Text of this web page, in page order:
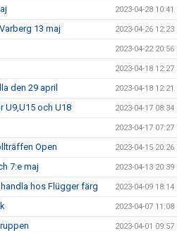
2023-04-28 10:41
13 maj 2023-04-26 12:23
2023-04-22 20:56
2023-04-18 12:27
den 29 april 2023-04-18 12:21
U9,U15 och U18 2023-04-17 08:34
2023-04-17 07:27
Open 2023-04-15 20:26
7:e maj 2023-04-13 20:39
hos Flügger färg 2023-04-09 18:14
2023-04-07 11:08
2023-04-01 09:57